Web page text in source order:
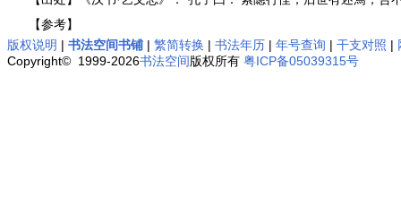
【参考】
版权说明 | 书法空间书铺 | 繁简转换 | 书法年历 | 年号查询 | 干支对照 |
Copyright© 1999-2026书法空间版权所有 粤ICP备05039315号